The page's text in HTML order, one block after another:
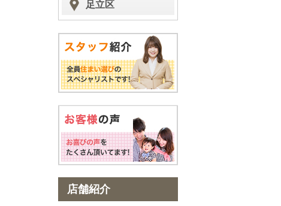
足立区
店舗紹介